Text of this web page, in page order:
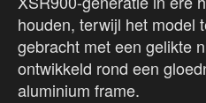
houden, terwijl het model
gebracht met een gelikte
ontwikkeld rond een
aluminium frame.